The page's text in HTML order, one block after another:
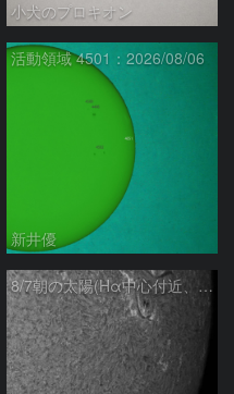
小犬のプロキオン
活動領域 4501：2026/08/06
新井優
8/7朝の太陽(Hα中心付近、4498、4502付近)